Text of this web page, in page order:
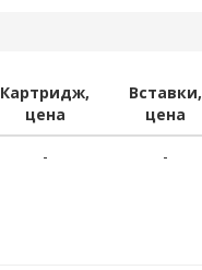
Картридж,
цена
Вставки,
цена
- -